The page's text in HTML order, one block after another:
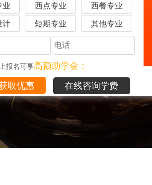
业 西点专业 西餐专业
计 短期专业 其他专业
报名可享高额助学金：
在线咨询学费